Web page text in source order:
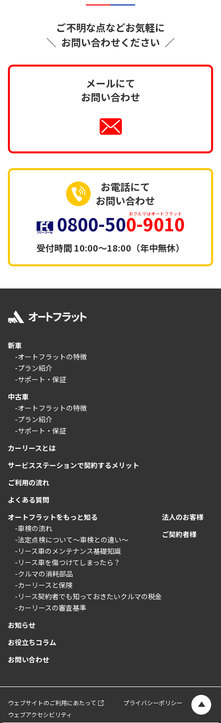
＼
ご不明な点などお気軽に
お問い合わせください ／
メールにて
お問い合わせ
お電話にて
お問い合わせ
0800-500-9010
おクルマはオートフラット
受付時間10:00～18:00（年中無休）
新車
-オートフラットの特徴
-プラン紹介
-サポート・保証
中古車
-オートフラットの特徴
-プラン紹介
-サポート・保証
カーリースとは
サービスステーションで契約するメリット
ご利用の流れ
よくある質問
オートフラットをもっと知る
-車検の流れ
-法定点検について〜車検との違い〜
-リース車のメンテナンス基礎知識
-リース車を傷つけてしまったら？
-クルマの消耗部品
-カーリースと保険
-リース契約者でも知っておきたいクルマの税金
-カーリースの審査基準
お知らせ
お役立ちコラム
お問い合わせ
法人のお客様
ご契約者様
ウェブサイトのご利用にあたって
プライバシーポリシー
ウェブアクセシビリティ